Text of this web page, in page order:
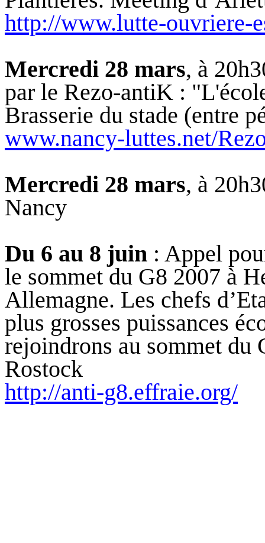
http://www.lutte-ouvriere-
Mercredi 28 mars, à
par le Rezo-antiK :
Brasserie du stade (entre
www.nancy-luttes.net/
Mercredi 28 mars, à
Nancy
Du 6 au 8 juin : Appel
le sommet du G8 2007 à
Allemagne. Les chefs
plus grosses puissances
rejoindrons au sommet du
Rostock
http://anti-g8.effraie.org/